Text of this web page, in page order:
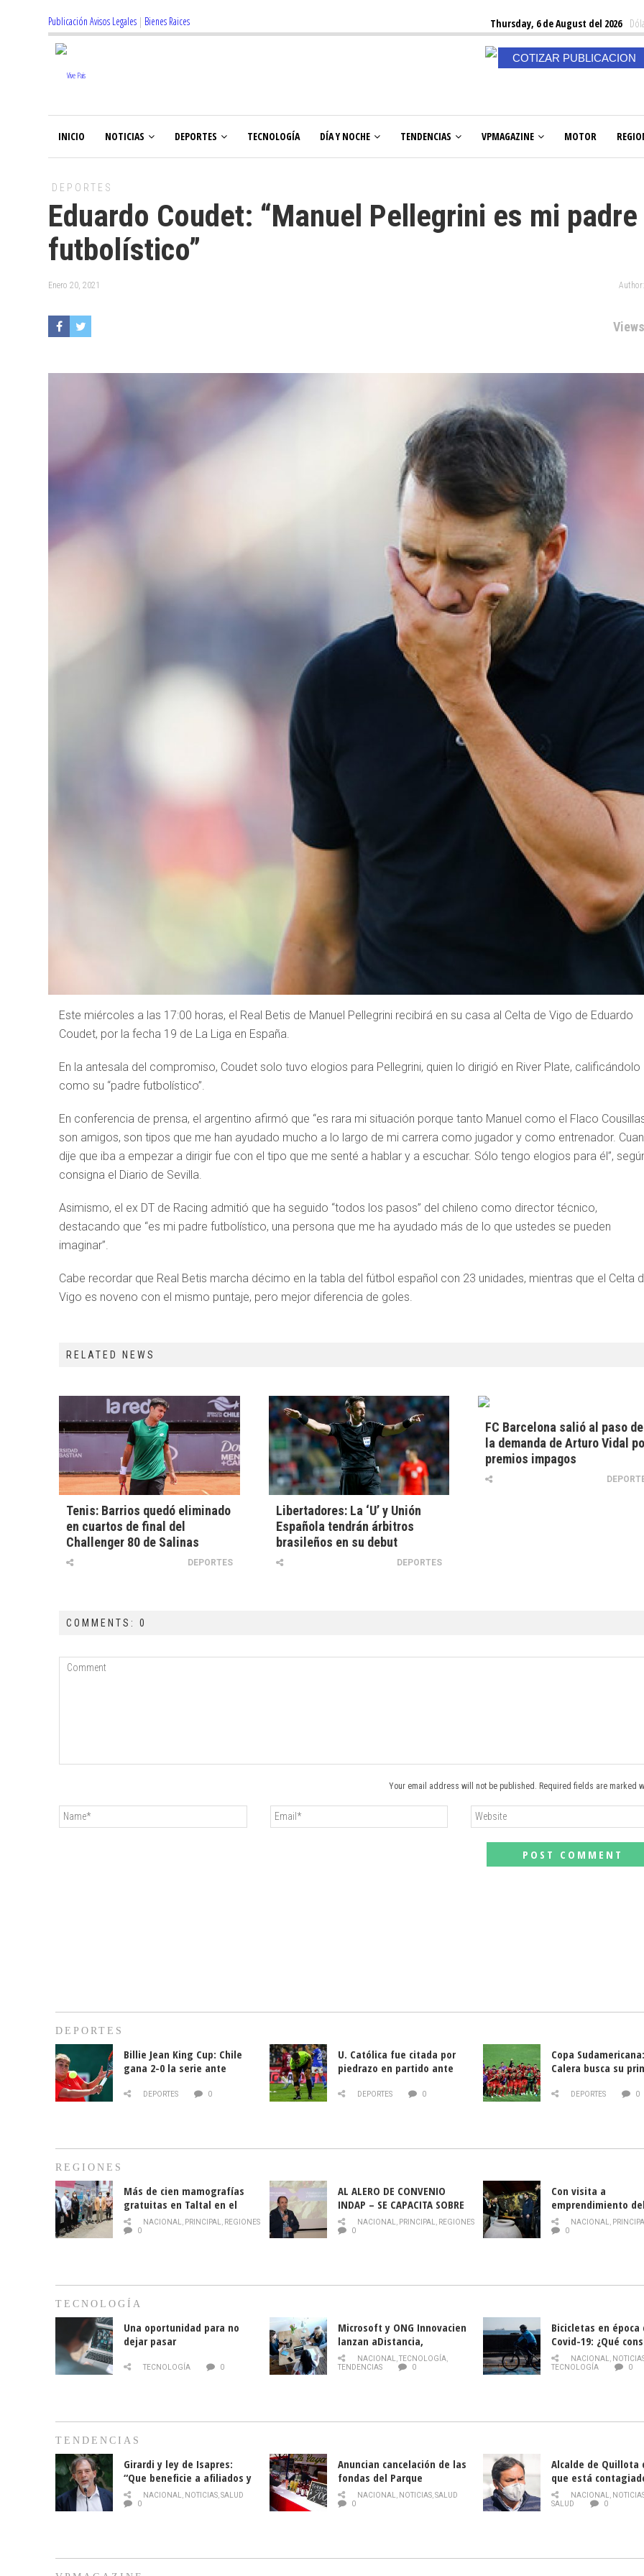
Publicación Avisos Legales | Bienes Raices Thursday, 6 de August del 2026
COTIZAR PUBLICACION
INICIO NOTICIAS DEPORTES TECNOLOGÍA DÍA Y NOCHE TENDENCIAS VPMAGAZINE MOTOR
DEPORTES
Eduardo Coudet: “Manuel Pellegrini es mi padre
futbolístico”
Enero 20, 2021
Este miércoles a las 17:00 horas, el Real Betis de Manuel Pellegrini recibirá en su casa al Celta de Vigo de Eduardo
Coudet, por la fecha 19 de La Liga en España.
En la antesala del compromiso, Coudet solo tuvo elogios para Pellegrini, quien lo dirigió en River Plate, calificándolo
como su “padre futbolístico”.
En conferencia de prensa, el argentino afirmó que “es rara mi situación porque tanto Manuel como el Flaco
son amigos, son tipos que me han ayudado mucho a lo largo de mi carrera como jugador y como entrenador.
dije que iba a empezar a dirigir fue con el tipo que me senté a hablar y a escuchar. Sólo tengo elogios para él”,
consigna el Diario de Sevilla.
Asimismo, el ex DT de Racing admitió que ha seguido “todos los pasos” del chileno como director técnico,
destacando que “es mi padre futbolístico, una persona que me ha ayudado más de lo que ustedes se pueden
imaginar”.
Cabe recordar que Real Betis marcha décimo en la tabla del fútbol español con 23 unidades, mientras que el Celta
Vigo es noveno con el mismo puntaje, pero mejor diferencia de goles.
RELATED NEWS
Tenis: Barrios quedó eliminado
en cuartos de final del
Challenger 80 de Salinas
DEPORTES
Libertadores: La ‘U’ y Unión
Española tendrán árbitros
brasileños en su debut
DEPORTES
FC Barcelona salió al paso de
la demanda de Arturo Vidal
premios impagos
COMMENTS: 0
Your email address will not be published. Required fields are marked
DEPORTES
Billie Jean King Cup: Chile
gana 2-0 la serie ante
DEPORTES 0
U. Católica fue citada por
piedrazo en partido ante
DEPORTES 0
Copa
Calera busca su
DEPORTES 0
REGIONES
Más de cien mamografías
gratuitas en Taltal en el
mes de la prevención del
cáncer de mama
NACIONAL, PRINCIPAL, REGIONES
0
AL ALERO DE CONVENIO
INDAP – SE CAPACITA SOBRE
PLAGA DROSOPHILA SUZUKII
NACIONAL, PRINCIPAL, REGIONES
0
Con visita a
emprendimiento
y llamado al
historia campesina
NACIONAL,
0
TECNOLOGÍA
Una oportunidad para no
dejar pasar
TECNOLOGÍA 0
Microsoft y ONG Innovacien
lanzan aDistancia,
plataforma con cursos
gratuitos online sobre
NACIONAL,TECNOLOGÍA,
TENDENCIAS
0
Bicicletas en época
Covid-19: ¿Qué
momento de
NACIONAL,
TECNOLOGÍA
0
TENDENCIAS
Girardi y ley de Isapres:
“Que beneficie a afiliados y
no legalice el abuso”
NACIONAL, NOTICIAS,SALUD
0
Anuncian cancelación de las
fondas del Parque
O’Higgins debido al
coronavirus
NACIONAL, NOTICIAS,SALUD
0
Alcalde de Quillota
que está
COVID-19
NACIONAL,
SALUD
0